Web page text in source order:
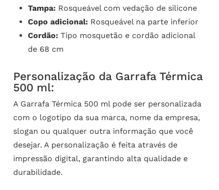
Tampa: Rosqueável com vedação de silicone
Copo adicional: Rosqueável na parte inferior
Cordão: Tipo mosquetão e cordão adicional
de 68 cm
Personalização da Garrafa Térmica
500 ml:
A Garrafa Térmica 500 ml pode ser personalizada
com o logotipo da sua marca, nome da empresa,
slogan ou qualquer outra informação que você
desejar. A personalização é feita através de
impressão digital, garantindo alta qualidade e
durabilidade.